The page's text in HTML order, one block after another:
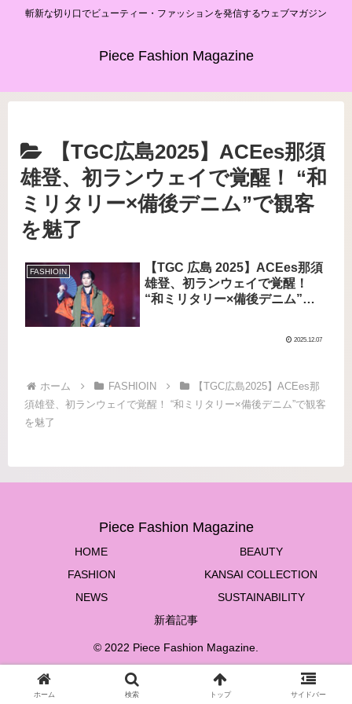
斬新な切り口でビューティー・ファッションを発信するウェブマガジン
Piece Fashion Magazine
【TGC広島2025】ACEes那須
雄登、初ランウェイで覚醒！ “和
ミリタリー×備後デニム”で観客
を魅了
FASHIOIN
【TGC 広島 2025】ACEes那須
雄登、初ランウェイで覚醒！
“和ミリタリー×備後デニム”で
2025.12.07
ホーム FASHIOIN
【TGC広島2025】ACEes那
須雄登、初ランウェイで覚醒！ “和ミリタリー×備後デニム”で観客
を魅了
Piece Fashion Magazine
HOME
BEAUTY
FASHION
KANSAI COLLECTION
NEWS
SUSTAINABILITY
新着記事
© 2022 Piece Fashion Magazine.
ホーム 検索 トップ サイドバー